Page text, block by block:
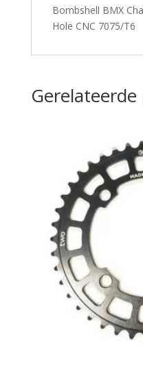
Bombshell BMX
Hole CNC 7075/T6